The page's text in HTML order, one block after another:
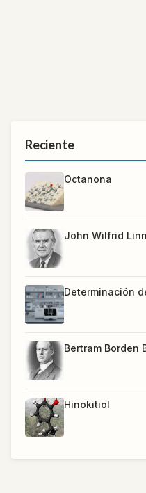
Reciente
Octanona
John Wilfrid
Determinación
Bertram Borden
Hinokitiol